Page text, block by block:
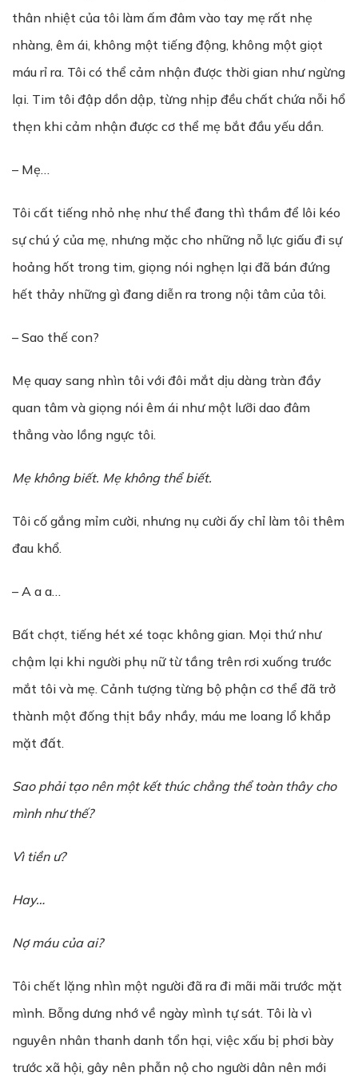
thân nhiệt của tôi làm ấm đâm vào tay mẹ rất nhẹ
nhàng, êm ái, không một tiếng động, không một giọt
máu rỉ ra. Tôi có thể cảm nhận được thời gian như ngừng
lại. Tim tôi đập dồn dập, từng nhịp đều chất chứa nỗi hổ
thẹn khi cảm nhận được cơ thể mẹ bắt đầu yếu dần.
– Mẹ…
Tôi cất tiếng nhỏ nhẹ như thể đang thì thầm để lôi kéo
sự chú ý của mẹ, nhưng mặc cho những nỗ lực giấu đi sự
hoảng hốt trong tim, giọng nói nghẹn lại đã bán đứng
hết thảy những gì đang diễn ra trong nội tâm của tôi.
– Sao thế con?
Mẹ quay sang nhìn tôi với đôi mắt dịu dàng tràn đầy
quan tâm và giọng nói êm ái như một lưỡi dao đâm
thẳng vào lồng ngực tôi.
Mẹ không biết. Mẹ không thể biết.
Tôi cố gắng mỉm cười, nhưng nụ cười ấy chỉ làm tôi thêm
đau khổ.
– A a a…
Bất chợt, tiếng hét xé toạc không gian. Mọi thứ như
chậm lại khi người phụ nữ từ tầng trên rơi xuống trước
mắt tôi và mẹ. Cảnh tượng từng bộ phận cơ thể đã trở
thành một đống thịt bầy nhầy, máu me loang lổ khắp
mặt đất.
Sao phải tạo nên một kết thúc chẳng thể toàn thây cho
mình như thế?
Vì tiền ư?
Hay…
Nợ máu của ai?
Tôi chết lặng nhìn một người đã ra đi mãi mãi trước mặt
mình. Bỗng dưng nhớ về ngày mình tự sát. Tôi là vì
nguyên nhân thanh danh tổn hại, việc xấu bị phơi bày
trước xã hội, gây nên phẫn nộ cho người dân nên mới